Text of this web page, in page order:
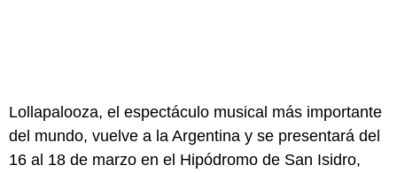
Lollapalooza, el espectáculo musical más importante
del mundo, vuelve a la Argentina y se presentará del
16 al 18 de marzo en el Hipódromo de San Isidro,